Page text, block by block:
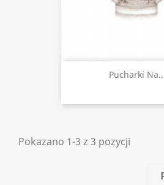
Pucharki
Pokazano 1-3 z 3 pozycji